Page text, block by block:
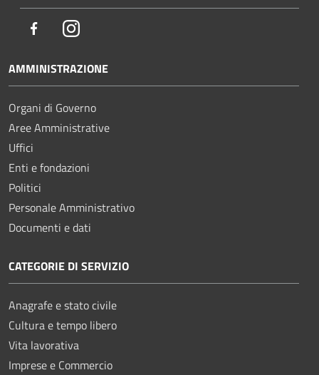
FacebookInstagram
AMMINISTRAZIONE
Organi di Governo
Aree Amministrative
Uffici
Enti e fondazioni
Politici
Personale Amministrativo
Documenti e dati
CATEGORIE DI SERVIZIO
Anagrafe e stato civile
Cultura e tempo libero
Vita lavorativa
Imprese e Commercio